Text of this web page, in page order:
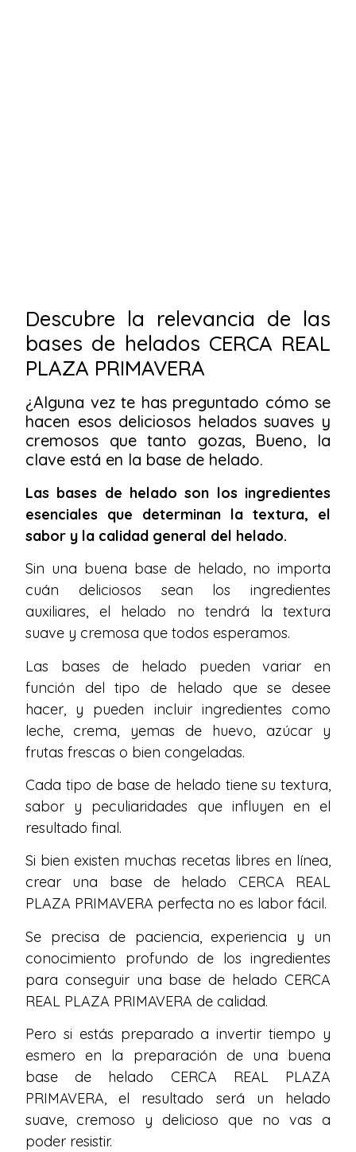
Descubre la relevancia de las
bases de helados CERCA REAL
PLAZA PRIMAVERA
¿Alguna vez te has preguntado cómo se
hacen esos deliciosos helados suaves y
cremosos que tanto gozas, Bueno, la
clave está en la base de helado.
Las bases de helado son los ingredientes
esenciales que determinan la textura, el
sabor y la calidad general del helado.
Sin una buena base de helado, no importa
cuán deliciosos sean los ingredientes
auxiliares, el helado no tendrá la textura
suave y cremosa que todos esperamos.
Las bases de helado pueden variar en
función del tipo de helado que se desee
hacer, y pueden incluir ingredientes como
leche, crema, yemas de huevo, azúcar y
frutas frescas o bien congeladas.
Cada tipo de base de helado tiene su textura,
sabor y peculiaridades que influyen en el
resultado final.
Si bien existen muchas recetas libres en línea,
crear una base de helado CERCA REAL
PLAZA PRIMAVERA perfecta no es labor fácil.
Se precisa de paciencia, experiencia y un
conocimiento profundo de los ingredientes
para conseguir una base de helado CERCA
REAL PLAZA PRIMAVERA de calidad.
Pero si estás preparado a invertir tiempo y
esmero en la preparación de una buena
base de helado CERCA REAL PLAZA
PRIMAVERA, el resultado será un helado
suave, cremoso y delicioso que no vas a
poder resistir.